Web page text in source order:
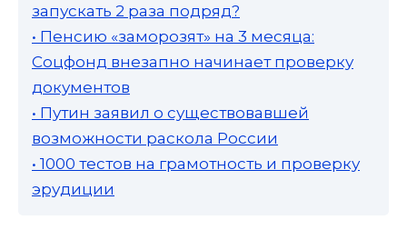
запускать 2 раза подряд?
• Пенсию «заморозят» на 3 месяца:
Соцфонд внезапно начинает проверку
документов
• Путин заявил о существовавшей
возможности раскола России
• 1000 тестов на грамотность и проверку
эрудиции